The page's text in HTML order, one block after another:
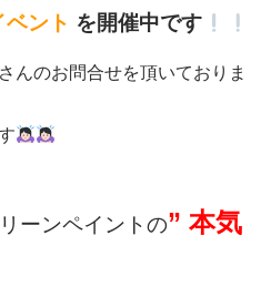
ベント を開催中です
んのお問合せを頂いておりま
ーンペイントの” 本気